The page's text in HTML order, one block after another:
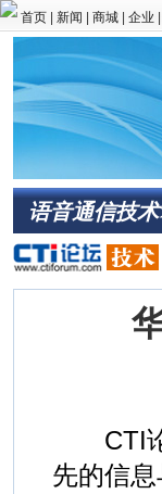
首页 新闻 商城 企业
社区
语音通信技
CTI论
先的信